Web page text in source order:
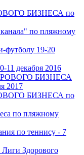
БИЗНЕСА по
по пляжному
19-20
декабря 2016
БИЗНЕСА
2017
БИЗНЕСА по
по пляжному
по теннису - 7
Здорового